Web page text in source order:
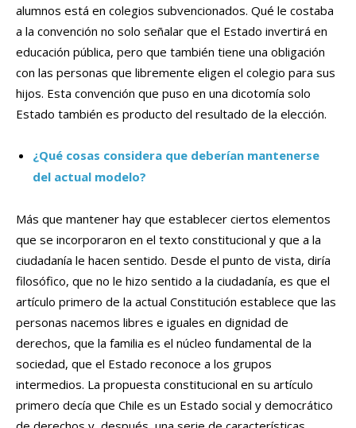
alumnos está en colegios subvencionados. Qué le costaba
a la convención no solo señalar que el Estado invertirá en
educación pública, pero que también tiene una obligación
con las personas que libremente eligen el colegio para sus
hijos. Esta convención que puso en una dicotomía solo
Estado también es producto del resultado de la elección.
¿Qué cosas considera que deberían mantenerse
del actual modelo?
Más que mantener hay que establecer ciertos elementos
que se incorporaron en el texto constitucional y que a la
ciudadanía le hacen sentido. Desde el punto de vista, diría
filosófico, que no le hizo sentido a la ciudadanía, es que el
artículo primero de la actual Constitución establece que las
personas nacemos libres e iguales en dignidad de
derechos, que la familia es el núcleo fundamental de la
sociedad, que el Estado reconoce a los grupos
intermedios. La propuesta constitucional en su artículo
primero decía que Chile es un Estado social y democrático